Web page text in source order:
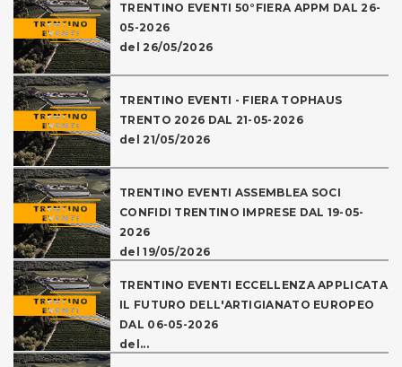
TRENTINO EVENTI 50°FIERA APPM DAL 26-
05-2026
del 26/05/2026
TRENTINO EVENTI - FIERA TOPHAUS
TRENTO 2026 DAL 21-05-2026
del 21/05/2026
TRENTINO EVENTI ASSEMBLEA SOCI
CONFIDI TRENTINO IMPRESE DAL 19-05-
2026
del 19/05/2026
TRENTINO EVENTI ECCELLENZA APPLICATA
IL FUTURO DELL'ARTIGIANATO EUROPEO
DAL 06-05-2026
del...